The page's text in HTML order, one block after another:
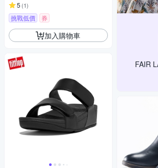
5 (1)
挑戰低價 券
加入購物車
FAIR